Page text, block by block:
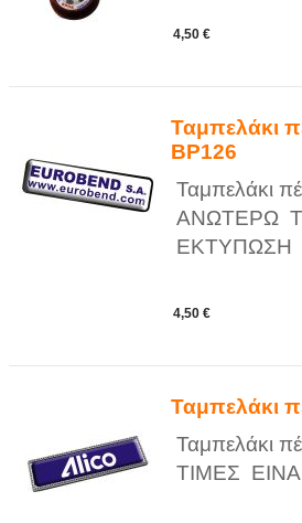
4,50 €
Ταμπελάκι
BP126
Ταμπελάκι
ΑΝΩΤΕΡΩ
ΕΚΤΥΠΩΣΗ
4,50 €
Ταμπελάκι
Ταμπελάκι
ΤΙΜΕΣ